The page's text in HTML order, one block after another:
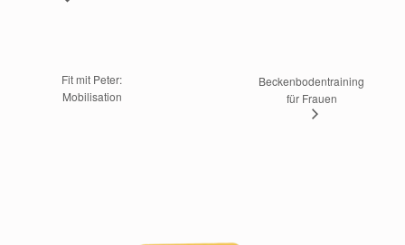
Mobilisation
Beckenbodentraining
für Frauen